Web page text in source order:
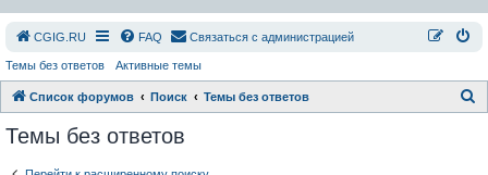
СGIG.RU FAQ Связаться с администрацией
Темы без ответов Активные темы
Список форумов Поиск Темы без ответов
Темы без ответов